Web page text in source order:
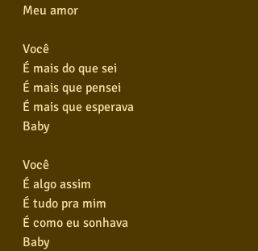
Meu amor
Você
É mais do que sei
É mais que pensei
É mais que esperava
Baby
Você
É algo assim
É tudo pra mim
É como eu sonhava
Baby